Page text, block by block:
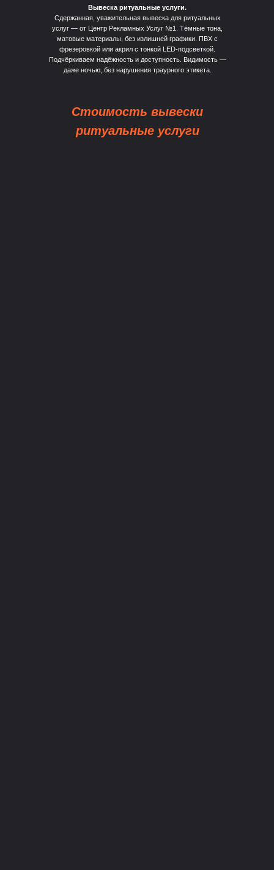
Вывеска ритуальные услуги.
Сдержанная, уважительная вывеска для ритуальных
услуг — от Центр Рекламных Услуг №1. Тёмные тона,
матовые материалы, без излишней графики. ПВХ с
фрезеровкой или акрил с тонкой LED-подсветкой.
Подчёркиваем надёжность и доступность. Видимость —
даже ночью, без нарушения траурного этикета.
Стоимость вывески
ритуальные услуги